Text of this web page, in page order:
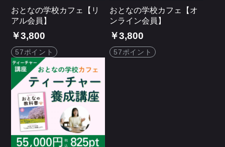
おとなの学校カフェ【リ
アル会員】
￥3,800
57ポイント
おとなの学校カフェ【オ
ンライン会員】
￥3,800
57ポイント